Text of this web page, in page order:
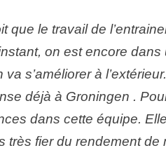
que le travail de
on est encore
va s’améliorer à
déjà à Groningen .
dans cette équipe.
très fier du rendement de